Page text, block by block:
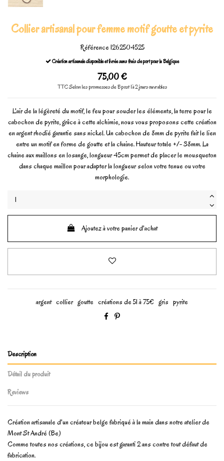
Collier artisanal pour femme motif goutte et pyrite
Référence1262504525
Création artisanale disponible et livrée sans frais de port pour la Belgique
75,00 €
TTCSelon les promesses de Bpost 1à 2 jours ouvrables
L'air de la légèreté du motif, le feu pour souder les éléments, la terre pour le
cabochon de pyrite, grâce à cette alchimie, nous vous proposons cette création
en argent rhodié garantie sans nickel. Un cabochon de 8mm de pyrite fait le lien
entre un motif en forme de goutte et la chaine. Hauteur totale +/- 38mm. La
chaine aux maillons en losange, longueur 45cm permet de placer le mousqueton
dans chaque maillon pour adapter la longueur selon votre tenue ou votre
morphologie.
Ajoutez à votre panier d'achat
argent collier goutte créations de 51 à 75€ gris pyrite
Description
Détail du produit
Reviews
Création artisanale d'un créateur belge fabriqué à la main dans notre atelier de
Mont St André (Be)
Comme toutes nos créations, ce bijou est garanti 2 ans contre tout défaut de
fabrication.